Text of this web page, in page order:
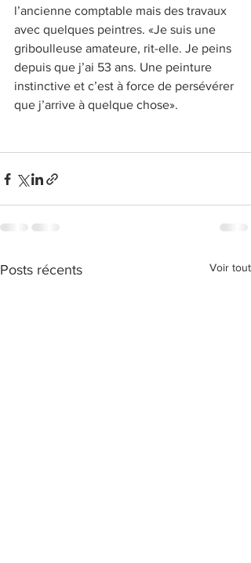
l’ancienne comptable mais des travaux
avec quelques peintres. «Je suis une
griboulleuse amateure, rit-elle. Je peins
depuis que j’ai 53 ans. Une peinture
instinctive et c’est à force de persévérer
que j’arrive à quelque chose».
Posts récents Voir tout